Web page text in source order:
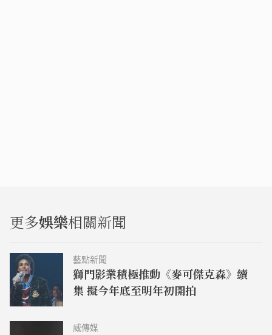
更多娛樂相關新聞
藝點新聞
獅門影業積極推動《麥可傑克森》續
集 擬今年底至明年初開拍
威傳媒